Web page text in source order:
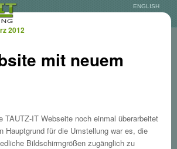
ENGLISH
mit neuem
2012
TAUTZ-IT Webseite noch einmal überarbeitet
Hauptgrund für die Umstellung war es, die
Bildschirmgrößen zugänglich zu